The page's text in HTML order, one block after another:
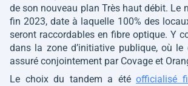
de son nouveau plan Très haut débit. Le
fin 2023, date à laquelle 100% des
seront raccordables en fibre optique. Y
dans la zone d’initiative publique, où le
assuré conjointement par Covage et
Le choix du tandem a été officialisé